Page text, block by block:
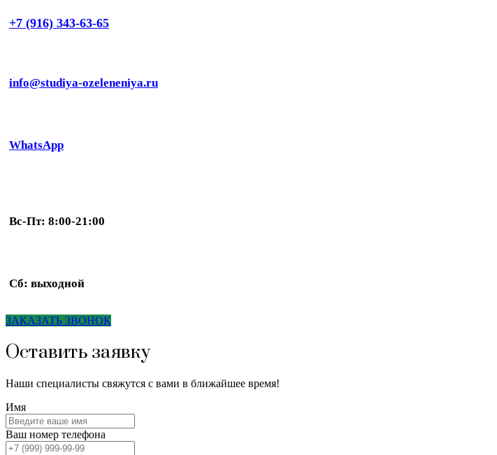
+7 (916) 343-63-65
info@studiya-ozeleneniya.ru
WhatsApp
Вс-Пт: 8:00-21:00
Сб: выходной
ЗАКАЗАТЬ ЗВОНОК
Оставить заявку
Наши специалисты свяжутся с вами в ближайшее время!
Имя
Ваш номер телефона